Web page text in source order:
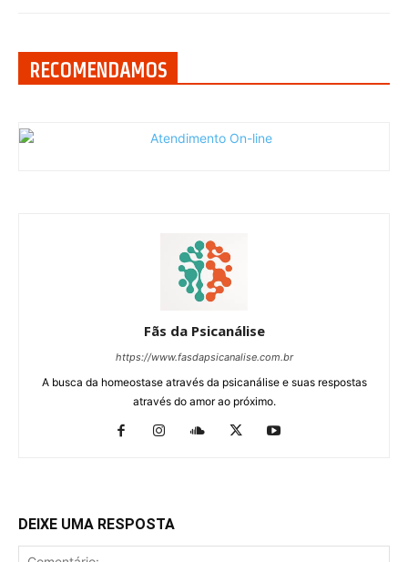
RECOMENDAMOS
Fãs da Psicanálise
https://www.fasdapsicanalise.com.br
A busca da homeostase através da psicanálise e suas respostas
através do amor ao próximo.
DEIXE UMA RESPOSTA